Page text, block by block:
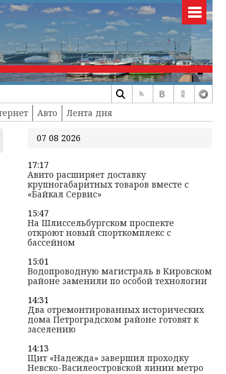
Авто Лента дня
07 08 2026
17:17
Авито расширяет доставку
крупногабаритных товаров вместе с
«Байкал Сервис»
15:47
На Шлиссельбургском проспекте
откроют новый спорткомплекс с
бассейном
15:01
Водопроводную магистраль в Кировском
районе заменили по особой технологии
14:31
Два отремонтированных исторических
дома Петроградском районе готовят к
заселению
14:13
Щит «Надежда» завершил проходку
Невско-Василеостровской линии метро